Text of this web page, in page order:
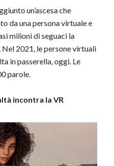
un’ascesa che
da una persona virtuale e
milioni di seguaci la
2021, le persone virtuali
in passerella, oggi. Le
parole.
incontra la VR